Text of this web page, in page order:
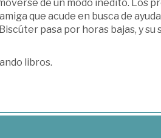
de un modo inédito. Los
que acude en busca de
pasa por horas bajas, y su
libros.